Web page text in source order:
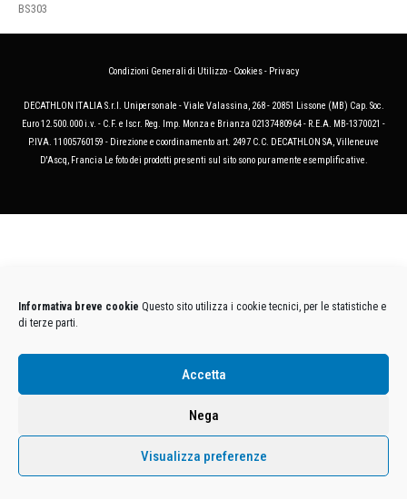
Informativa breve cookie Questo sito utilizza i cookie tecnici, per le statistiche e
di terze parti.
Accetta
Nega
Visualizza preferenze
BS303
Condizioni Generali di Utilizzo- Cookies- Privacy
DECATHLON ITALIA S.r.l. Unipersonale - Viale Valassina, 268 - 20851 Lissone (MB) Cap. Soc.
Euro 12.500.000 i.v. - C.F. e Iscr. Reg. Imp. Monza e Brianza 02137480964 - R.E.A. MB-1370021 -
P.IVA. 11005760159 - Direzione e coordinamento art. 2497 C.C. DECATHLON SA, Villeneuve
D'Ascq, Francia Le foto dei prodotti presenti sul sito sono puramente esemplificative.